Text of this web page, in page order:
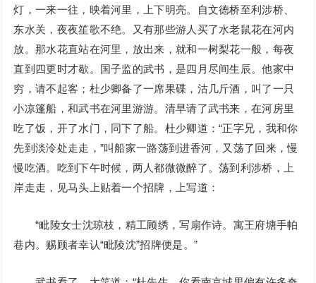
灯，一来一往，映着河里，上下明亮。自文德桥至利涉桥、
东水关，夜夜笙歌不绝。又有那些游人买了水老鼠花在河内
放。那水花直站在河里，放出来，就和一树梨花一般，每夜
直到四更时才歇。国子监的武书，是四月尽间生辰。他家中
穷，请不起客；杜少卿备了一席果碟，沽几斤酒，叫了一只
小凉篷船，和武书在河里游游。清早请了武书来，在河房里
吃了饭，开了水门，同下了船。杜少卿道：“正字兄，我和你
先到淡泠处走走，”叫船家一路荡到进香河，又荡了回来，慢
慢吃酒。吃到下午时候，两人都微微醉了。荡到利涉桥，上
岸走走，见马头上贴着一个招牌，上写道：
“毗陵女士沈琼枝，精工顾绣，写扇作诗。寓王府塘手帕
巷内。赐顾者幸认“毗陵沈”招牌便是。”